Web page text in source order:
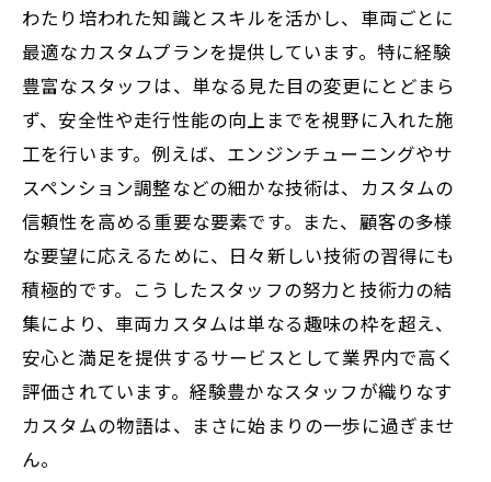
力を徹底紹介
わたり培われた知識とスキルを活かし、車両ごとに
最適なカスタムプランを提供しています。特に経験
豊富なスタッフは、単なる見た目の変更にとどまら
ず、安全性や走行性能の向上までを視野に入れた施
工を行います。例えば、エンジンチューニングやサ
スペンション調整などの細かな技術は、カスタムの
信頼性を高める重要な要素です。また、顧客の多様
な要望に応えるために、日々新しい技術の習得にも
積極的です。こうしたスタッフの努力と技術力の結
集により、車両カスタムは単なる趣味の枠を超え、
安心と満足を提供するサービスとして業界内で高く
評価されています。経験豊かなスタッフが織りなす
カスタムの物語は、まさに始まりの一歩に過ぎませ
ん。